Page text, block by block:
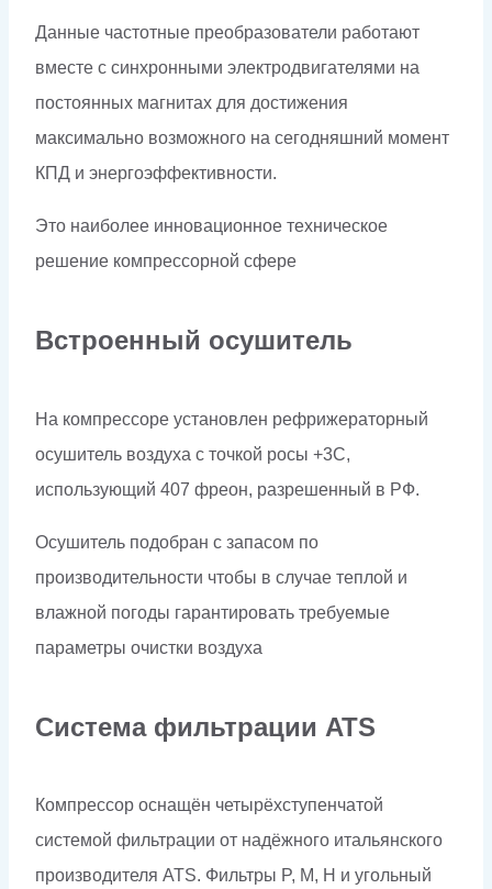
Данные частотные преобразователи работают
вместе с синхронными электродвигателями на
постоянных магнитах для достижения
максимально возможного на сегодняшний момент
КПД и энергоэффективности.
Это наиболее инновационное техническое
решение компрессорной сфере
Встроенный осушитель
На компрессоре установлен рефрижераторный
осушитель воздуха с точкой росы +3С,
использующий 407 фреон, разрешенный в РФ.
Осушитель подобран с запасом по
производительности чтобы в случае теплой и
влажной погоды гарантировать требуемые
параметры очистки воздуха
Система фильтрации ATS
Компрессор оснащён четырёхступенчатой
системой фильтрации от надёжного итальянского
производителя ATS. Фильтры P, M, H и угольный